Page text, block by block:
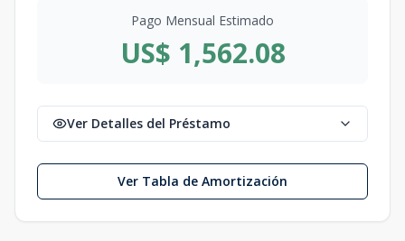
Pago Mensual Estimado
US$ 1,562.08
Ver Detalles del Préstamo
Ver Tabla de Amortización